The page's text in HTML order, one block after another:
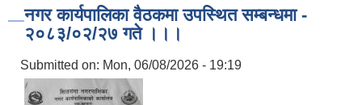
नगर कार्यपालिका वैठकमा उपस्थित सम्बन्धमा -
२०८३/०२/२७ गते ।।।
Submitted on: Mon, 06/08/2026 - 19:19